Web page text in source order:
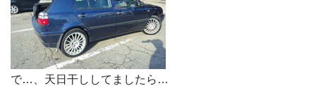
で…、天日干ししてましたら…